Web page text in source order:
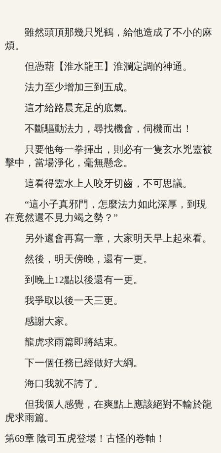
雖然頭頂那幾只兇鶴，給他造成了不小的麻
煩。
但憑藉【淮水龍王】淮瀾定調的神通。
法力至少增加三到五成。
這才給路晨充足的底氣。
不斷驅動法力，尋找機會，伺機而出！
只要他每一拳揮出，則必有一隻玄水兇靈被
擊中，當場淨化，毫無懸念。
這看得靈水上人咬牙切齒，不可思議。
“這小子真邪門，怎麼法力如此深厚，到現
在竟然還不見力竭之勢？”
另外還會再寫一章，大家明天早上起來看。
然後，明天傍晚，還有一更。
到晚上12點以後還有一更。
我爭取以後一天三更。
感謝大家。
龍虎求雨篇即將結束。
下一個任務已經做好大綱。
海口我就不誇了。
但我個人感覺，在爽點上應該絕對不輸於龍
虎求雨篇。
第69章 陰司五虎登場！古怪的卷軸！